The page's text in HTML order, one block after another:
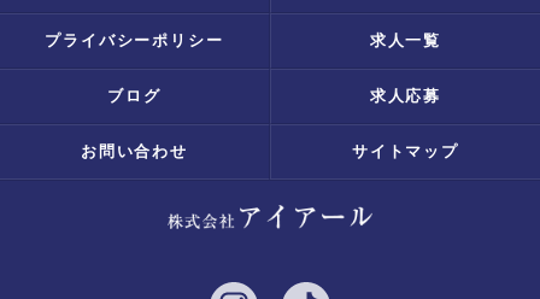
プライバシーポリシー 求人一覧
ブログ 求人応募
お問い合わせ サイトマップ